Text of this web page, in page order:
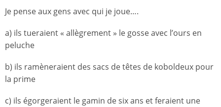
Je pense aux gens avec qui je joue….
a) ils tueraient « allègrement » le gosse avec l’ours en
peluche
b) ils ramèneraient des sacs de têtes de koboldeux pour
la prime
c) ils égorgeraient le gamin de six ans et feraient une